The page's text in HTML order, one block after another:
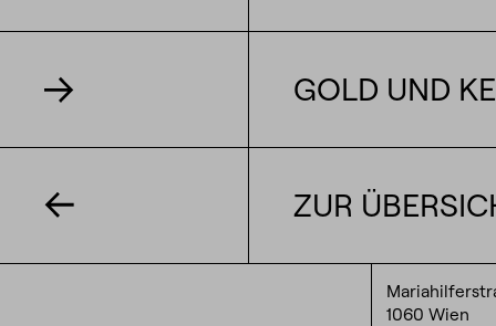
GOLD UND
ZUR
1060 Wien